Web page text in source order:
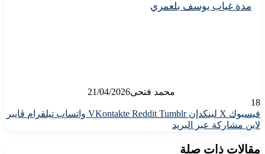
مدة غياب يوسف بلعمري
محمد فتحى21/04/2026
18
فيسبوك X لينكدإن واتساب تيلقرام ڤايبر
لاين مشاركة عبر البريد
مقالات ذات صلة